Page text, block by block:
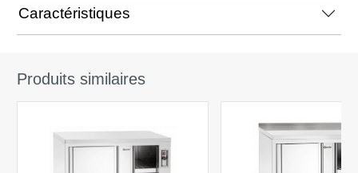
Caractéristiques
Produits similaires